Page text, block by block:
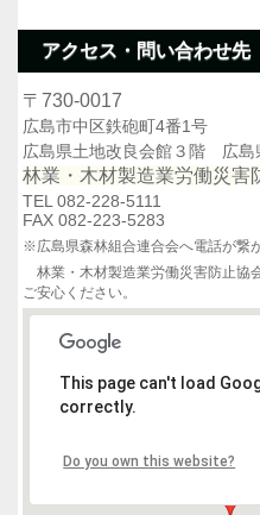
アクセス・問い合わせ先
〒730-0017
広島市中区鉄砲町4番1号
広島県土地改良会館３階 広島
林業・木材製造業労働災害
TEL 082-228-5111
FAX 082-223-5283
※広島県森林組合連合会へ電話が繋
林業・木材製造業労働災害防止協
ご安心ください。
This page can't load
correctly.
Do you own this website?